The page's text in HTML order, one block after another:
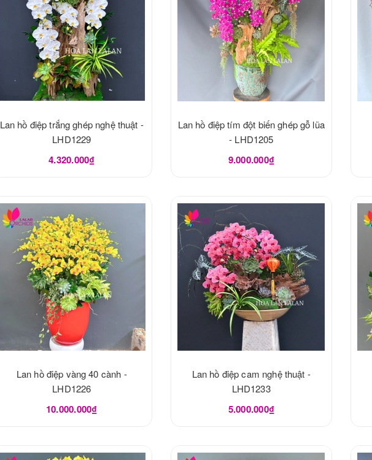
Lan hồ điệp trắng ghép nghệ thuật -
LHD1229
4.320.000₫
Lan hồ điệp tím đột biến ghép gỗ lũa
- LHD1205
9.000.000₫
Lan hồ điệp vàng 40 cành -
LHD1226
10.000.000₫
Lan hồ điệp cam nghệ thuật -
LHD1233
5.000.000₫